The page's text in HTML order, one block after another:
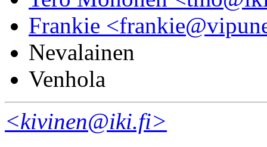
Frankie
Nevalainen
Venhola
<kivinen@iki.fi>